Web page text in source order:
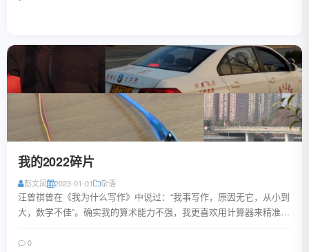
我的2022碎片
彭文凤 2023-01-01 杂语
汪曾祺曾在《我为什么写作》中说过：“我事写作，原因无它，从小到
大，数学不佳”。确实我的算术能力不强，我更喜欢用计算器来精准计
0